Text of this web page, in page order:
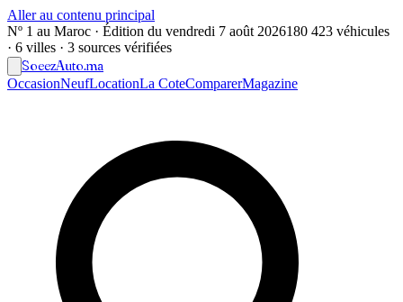
Aller au contenu principal
Nº 1 au Maroc · Édition du vendredi 7 août 2026180 423 véhicules
· 6 villes · 3 sources vérifiées
SoeezAuto.ma
OccasionNeufLocationLa CoteComparerMagazine